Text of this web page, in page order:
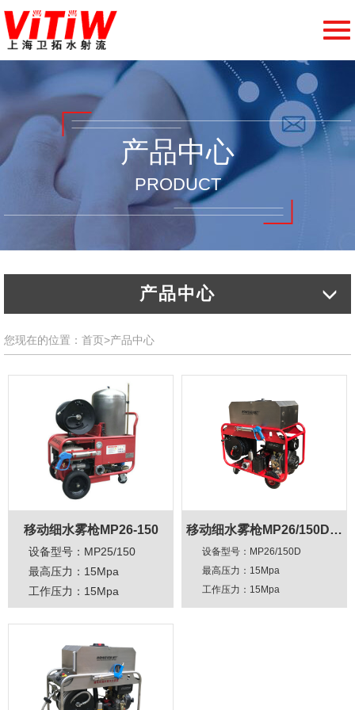
切
导
产品中心
PRODUCT
产品中心
您现在的位置： 首页>产品中心
移动细水雾枪MP26-150
设备型号：MP25/150
最高压力：15Mpa
工作压力：15Mpa
流量：25L/min
移动细水雾枪MP26/150D…
设备型号：MP26/150D
最高压力：15Mpa
工作压力： 15Mpa
流量：26L/min